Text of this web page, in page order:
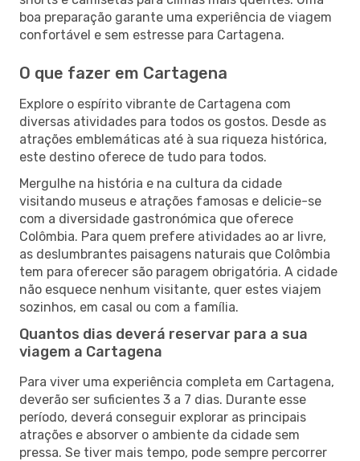
boa preparação garante uma experiência de viagem
confortável e sem estresse para Cartagena.
O que fazer em Cartagena
Explore o espírito vibrante de Cartagena com
diversas atividades para todos os gostos. Desde as
atrações emblemáticas até à sua riqueza histórica,
este destino oferece de tudo para todos.
Mergulhe na história e na cultura da cidade
visitando museus e atrações famosas e delicie-se
com a diversidade gastronómica que oferece
Colômbia. Para quem prefere atividades ao ar livre,
as deslumbrantes paisagens naturais que Colômbia
tem para oferecer são paragem obrigatória. A cidade
não esquece nenhum visitante, quer estes viajem
sozinhos, em casal ou com a família.
Quantos dias deverá reservar para a sua
viagem a Cartagena
Para viver uma experiência completa em Cartagena,
deverão ser suficientes 3 a 7 dias. Durante esse
período, deverá conseguir explorar as principais
atrações e absorver o ambiente da cidade sem
pressa. Se tiver mais tempo, pode sempre percorrer